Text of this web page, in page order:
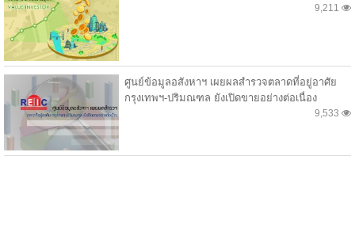
9,211
ศูนย์ข้อมูลอสังหาฯ เผยผลสำรวจตลาดที่อยู่อาศัย
กรุงเทพฯ-ปริมณฑล ยังเปิดขายอย่างต่อเนื่อง
9,533